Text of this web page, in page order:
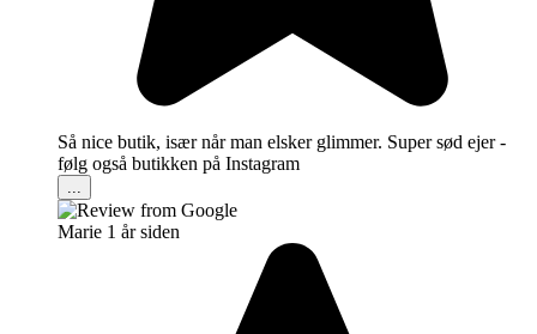
Så nice butik, især når man elsker glimmer. Super sød ejer -
følg også butikken på Instagram
Marie 1 år siden